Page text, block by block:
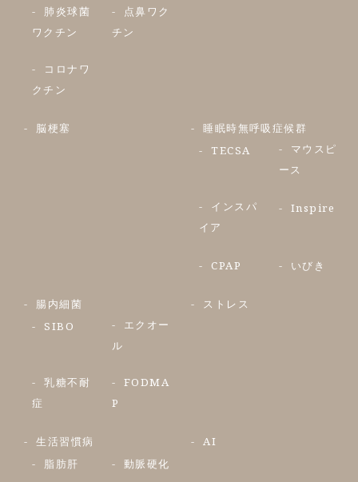
肺炎球菌
ワクチン
点鼻ワク
チン
コロナワ
クチン
脳梗塞
睡眠時無呼吸症候群
TECSA
マウスピ
ース
インスパ
イア
Inspire
CPAP いびき
腸内細菌
SIBO
エクオー
ル
乳糖不耐
症
FODMA
P
ストレス
生活習慣病
脂肪肝
動脈硬化
AI